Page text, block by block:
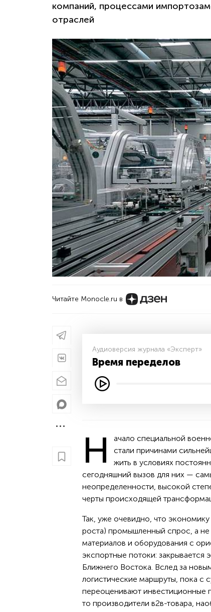
компаний, процессами
отраслей
Читайте Monocle.ru в
Аудиоверсия журнала «Эксперт»
Время переделов
Н
ачало специальной
стали причинами
жить в условиях
сегодняшний вызов для них —
неопределенности, высокой
черты происходящей
Так, уже очевидно, что
роста) промышленный спрос, а
материалов и оборудования с
экспортные потоки: закрывается
Ближнего Востока. Вслед за
логистические маршруты, пока с
переоценивают инвестиционные
то производители в2в-товара,